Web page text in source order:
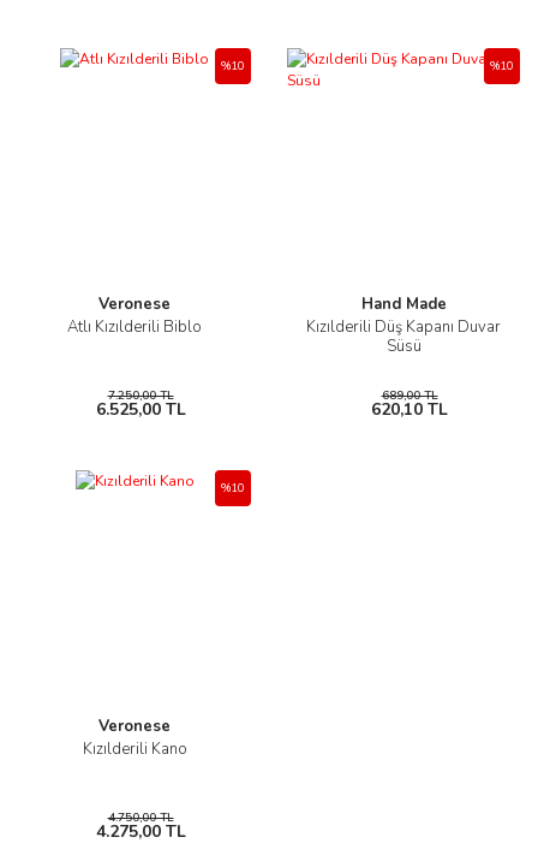
Veronese
Atlı Kızılderili Biblo
%10
7.250,00 TL
6.525,00 TL
Hand Made
Kızılderili Düş Kapanı Duvar
Süsü
%10
689,00 TL
620,10 TL
Veronese
Kızılderili Kano
%10
4.750,00 TL
4.275,00 TL